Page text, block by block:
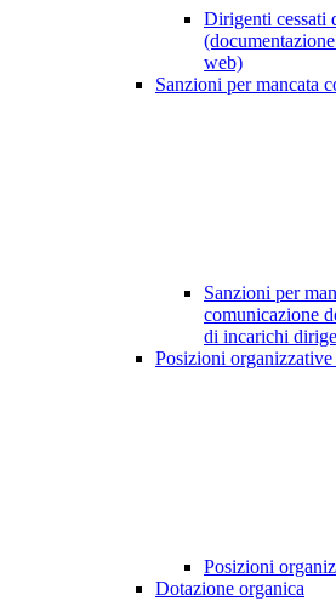
Dirigenti cessati
web)
Sanzioni per mancata
Sanzioni per
comunicazione
di incarichi
Posizioni organizzative
Posizioni
Dotazione organica